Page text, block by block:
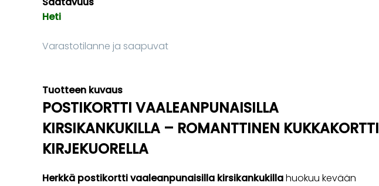
Heti
Varastotilanne ja saapuvat
Tuotteen kuvaus
POSTIKORTTI VAALEANPUNAISILLA
KIRSIKANKUKILLA – ROMANTTINEN KUKKAKORTTI
KIRJEKUORELLA
Herkkä postikortti vaaleanpunaisilla kirsikankukillahuokuu kevään